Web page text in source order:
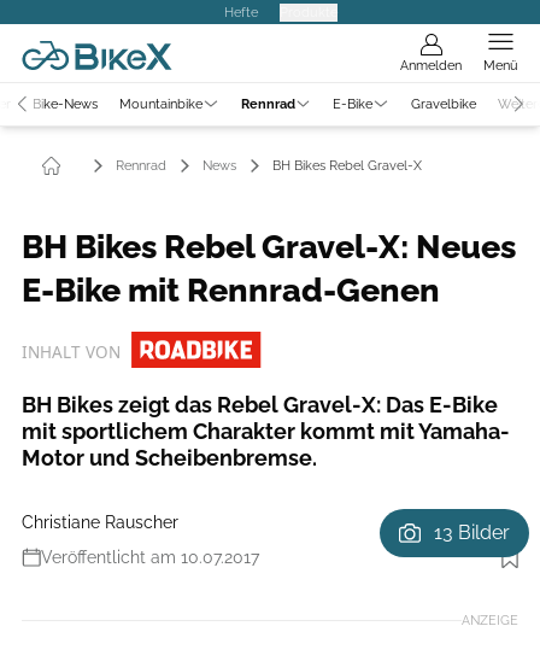
Hefte
Anmelden Menü
Bike-News Mountainbike Rennrad E-Bike Gravelbike
Rennrad News BH Bikes Rebel Gravel-X
BH Bikes Rebel Gravel-X: Neues
E-Bike mit Rennrad-Genen
INHALT VON
BH Bikes zeigt das Rebel Gravel-X: Das E-Bike
mit sportlichem Charakter kommt mit Yamaha-
Motor und Scheibenbremse.
Christiane Rauscher
Veröffentlicht am 10.07.2017
Foto: Christiane Rauscher
13 Bilder
ANZEIGE